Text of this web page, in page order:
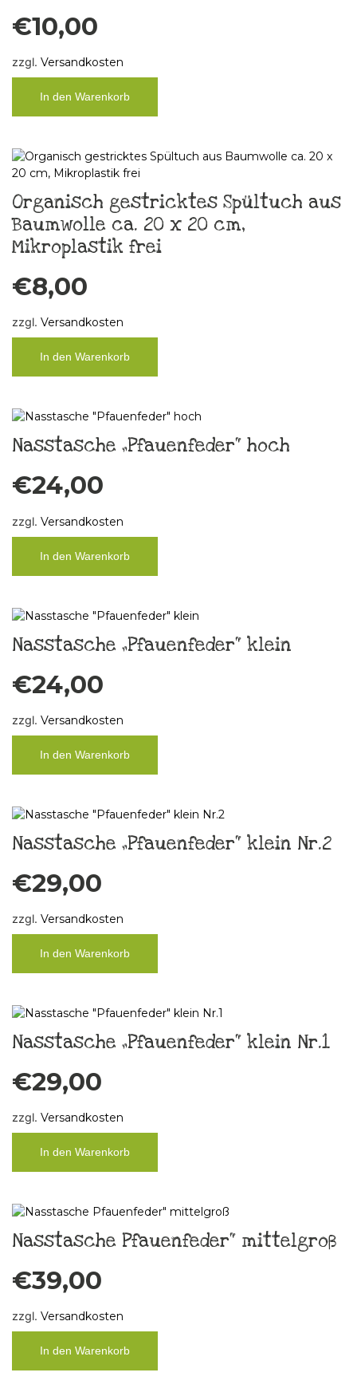
€10,00
zzgl. Versandkosten
In den Warenkorb
Organisch gestricktes Spültuch aus
Baumwolle ca. 20 x 20 cm,
Mikroplastik frei
€8,00
zzgl. Versandkosten
In den Warenkorb
Nasstasche „Pfauenfeder“ hoch
€24,00
zzgl. Versandkosten
In den Warenkorb
Nasstasche „Pfauenfeder“ klein
€24,00
zzgl. Versandkosten
In den Warenkorb
Nasstasche „Pfauenfeder“ klein Nr.2
€29,00
zzgl. Versandkosten
In den Warenkorb
Nasstasche „Pfauenfeder“ klein Nr.1
€29,00
zzgl. Versandkosten
In den Warenkorb
Nasstasche Pfauenfeder“ mittelgroß
€39,00
zzgl. Versandkosten
In den Warenkorb